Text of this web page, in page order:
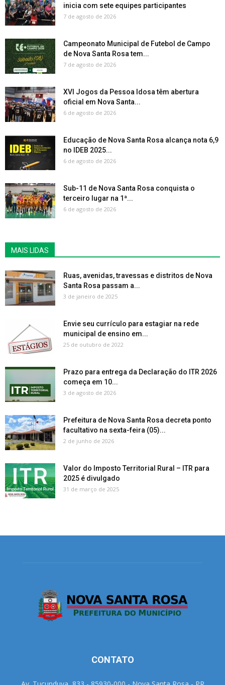
inicia com sete equipes participantes
7 de agosto de 2026
Campeonato Municipal de Futebol de Campo
de Nova Santa Rosa tem...
7 de agosto de 2026
XVI Jogos da Pessoa Idosa têm abertura
oficial em Nova Santa...
6 de agosto de 2026
Educação de Nova Santa Rosa alcança nota 6,9
no IDEB 2025...
6 de agosto de 2026
Sub-11 de Nova Santa Rosa conquista o
terceiro lugar na 1ª...
6 de agosto de 2026
MAIS LIDAS
Ruas, avenidas, travessas e distritos de Nova
Santa Rosa passam a...
3 de janeiro de 2025
Envie seu currículo para estagiar na rede
municipal de ensino em...
25 de outubro de 2022
Prazo para entrega da Declaração do ITR 2026
começa em 10...
3 de agosto de 2026
Prefeitura de Nova Santa Rosa decreta ponto
facultativo na sexta-feira (05)...
2 de junho de 2026
Valor do Imposto Territorial Rural – ITR para
2025 é divulgado
31 de março de 2025
CONTATO